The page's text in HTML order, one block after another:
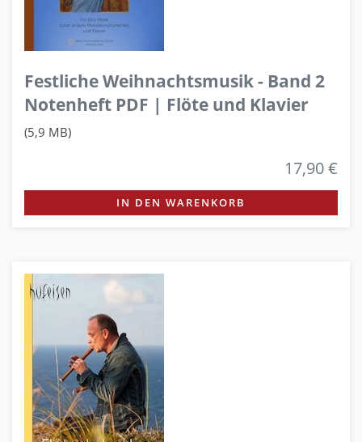
Festliche Weihnachtsmusik - Band 2
Notenheft PDF | Flöte und Klavier
(5,9 MB)
17,90 €
IN DEN WARENKORB